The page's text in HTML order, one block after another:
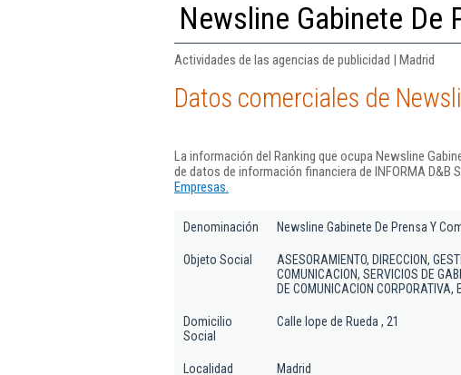
Newsline Gabinete De
Actividades de las agencias de publicidad | Madrid
Datos comerciales de
La información del Ranking que ocupa Newsline
de datos de información financiera de INFORMA D&B
Empresas.
Denominación Newsline Gabinete De Prensa Y
Objeto Social
ASESORAMIENTO, DIRECCION,
COMUNICACION, SERVICIOS DE
DE COMUNICACION CORPORATIVA,
Domicilio
Social
Calle lope de Rueda , 21
Localidad Madrid